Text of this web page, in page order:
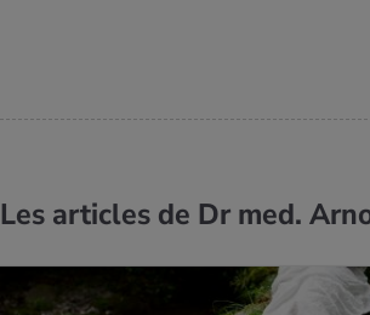
Les articles de Dr med.